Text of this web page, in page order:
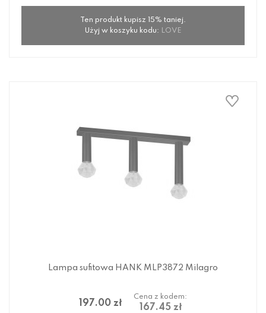
Ten produkt kupisz 15% taniej.
Użyj w koszyku kodu: LOVE
Lampa sufitowa HANK MLP3872 Milagro
197.00 zł
Cena z kodem:
167.45 zł